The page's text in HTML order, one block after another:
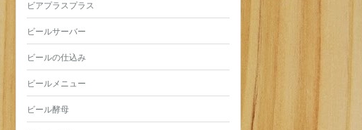
ビアプラスプラス
ビールサーバー
ビールの仕込み
ビールメニュー
ビール酵母